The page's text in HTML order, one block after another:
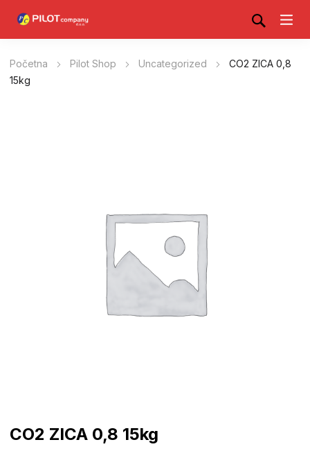
Početna Pilot Shop Uncategorized
CO2 ZICA 0,8
15kg
CO2 ZICA 0,8 15kg